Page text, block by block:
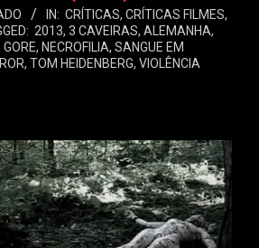
IN: CRÍTICAS, CRÍTICAS FILMES,
2013, 3 CAVEIRAS, ALEMANHA,
GORE, NECROFILIA, SANGUE EM
, TOM HEIDENBERG, VIOLÊNCIA